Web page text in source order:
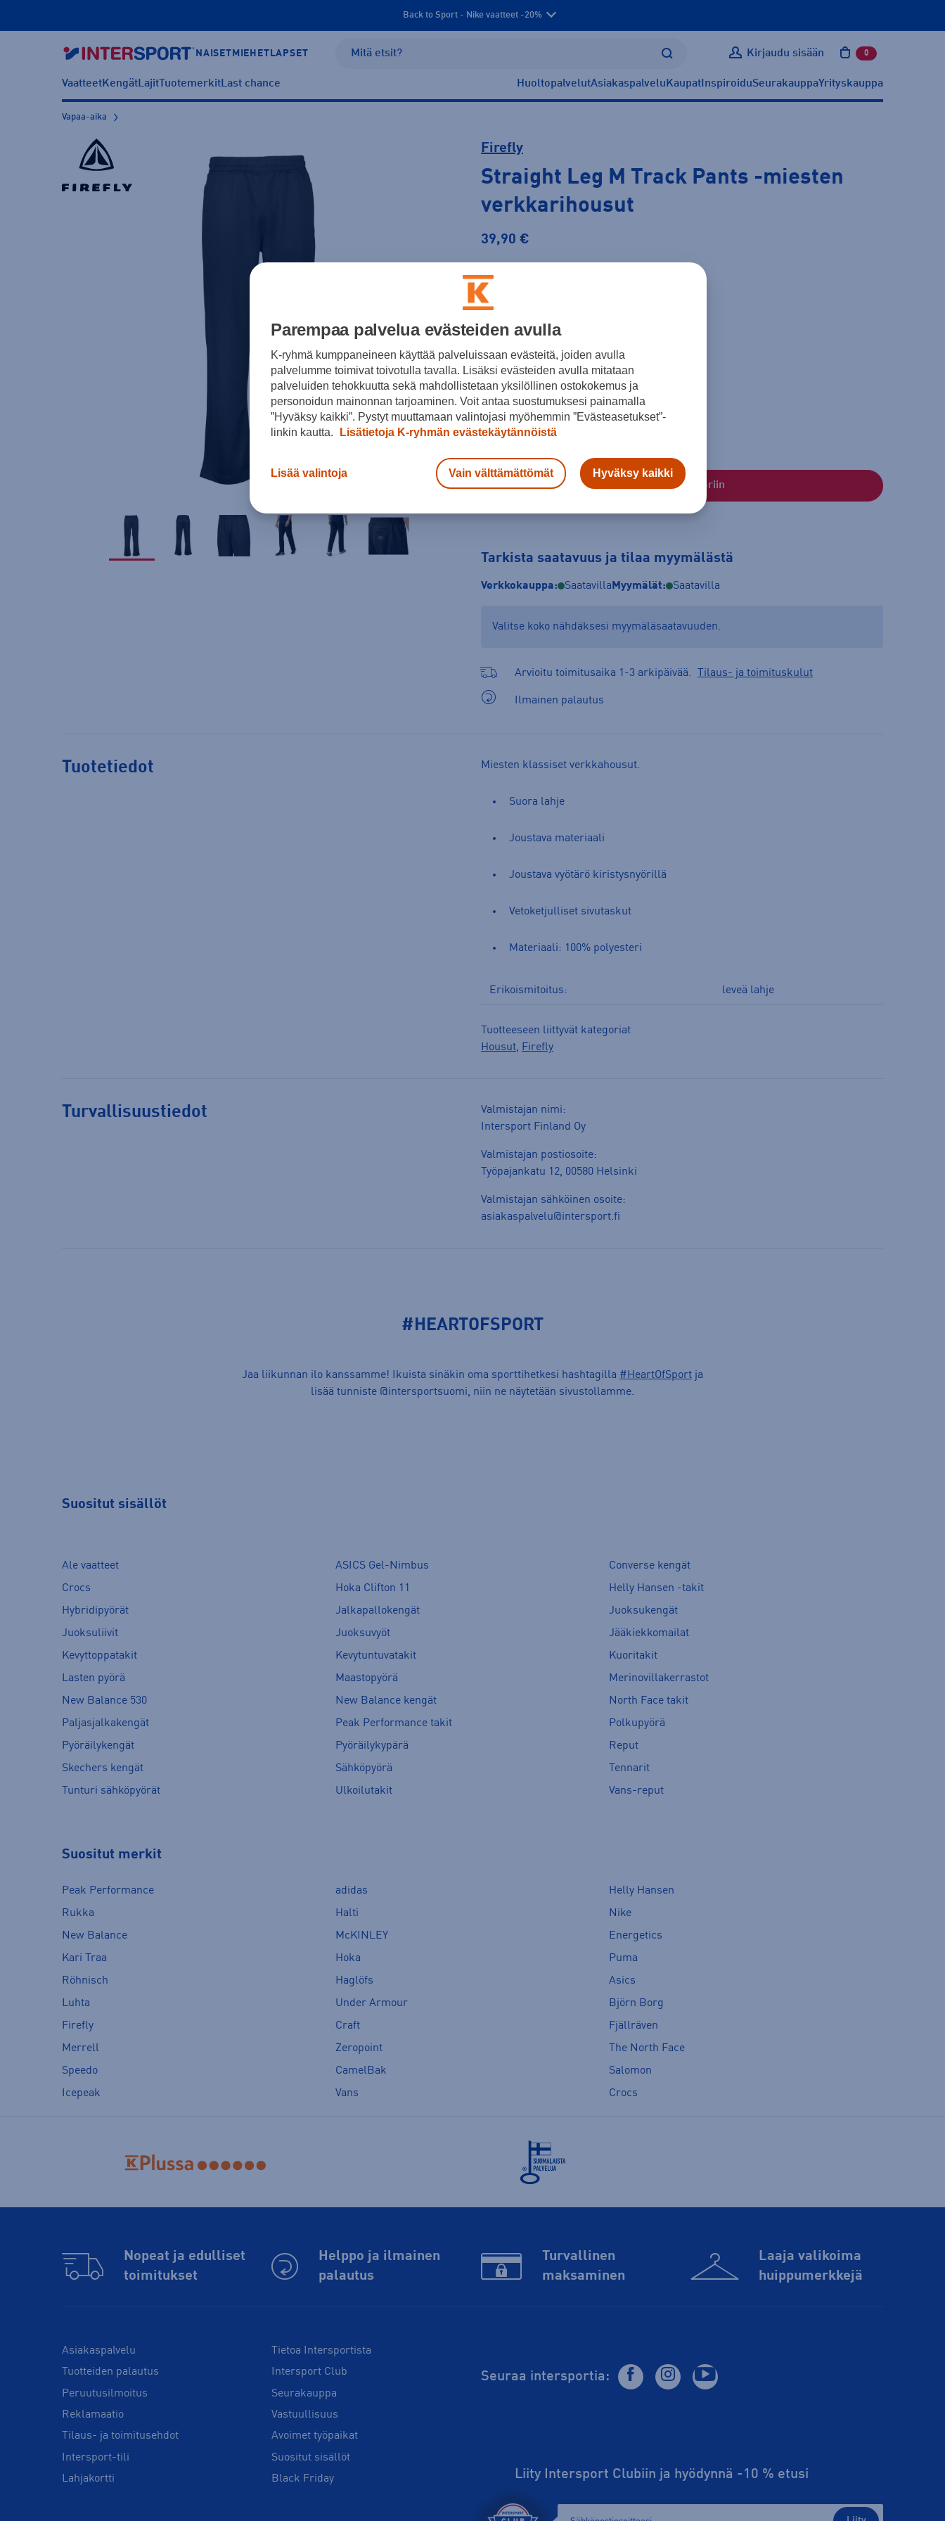
Back to Sport - Nike vaatteet -20%
NAISET MIEHET LAPSET Kirjaudu sisään 0 tuotetta
VaatteetKengätLajitTuotemerkitLast chance HuoltopalvelutAsiakaspalvelu Kaupat InspiroiduSeurakauppaYrityskauppa
Vapaa-aika
Firefly
Straight Leg M Track Pants -miesten
verkkarihousut
39,90 €
Väri
Koko
S M L XL
Kokotaulukko
Lisää ostoskoriin
Tarkista saatavuus ja tilaa myymälästä
Verkkokauppa: Saatavilla Myymälät: Saatavilla
Valitse koko nähdäksesi myymäläsaatavuuden.
Arvioitu toimitusaika 1-3 arkipäivää. Tilaus- ja toimituskulut
Ilmainen palautus
Tuotetiedot Miesten klassiset verkkahousut.
Suora lahje
Joustava materiaali
Joustava vyötärö kiristysnyörillä
Vetoketjulliset sivutaskut
Materiaali: 100% polyesteri
Erikoismitoitus: leveä lahje
Tuotteeseen liittyvät kategoriat
Housut, Firefly
Turvallisuustiedot
Valmistajan nimi:
Intersport Finland Oy
Valmistajan postiosoite:
Työpajankatu 12, 00580 Helsinki
Valmistajan sähköinen osoite:
asiakaspalvelu@intersport.fi
#HEARTOFSPORT
Jaa liikunnan ilo kanssamme! Ikuista sinäkin oma sporttihetkesi hashtagilla #HeartOfSport ja
lisää tunniste @intersportsuomi, niin ne näytetään sivustollamme.
Suositut sisällöt
Ale vaatteet ASICS Gel-Nimbus
Converse kengät
Crocs
Hoka Clifton 11
Helly Hansen -takit
Hybridipyörät
Jalkapallokengät
Juoksukengät
Juoksuliivit
Juoksuvyöt
Jääkiekkomailat
Kevyttoppatakit
Kevytuntuvatakit
Kuoritakit
Lasten pyörä
Maastopyörä
Merinovillakerrastot
New Balance 530
New Balance kengät
North Face takit
Paljasjalkakengät
Peak Performance takit
Polkupyörä
Pyöräilykengät
Pyöräilykypärä
Reput
Skechers kengät
Sähköpyörä
Tennarit
Tunturi sähköpyörät
Ulkoilutakit Vans-reput
Suositut merkit
Peak Performance adidas
Helly Hansen
Rukka
Halti
Nike
New Balance
McKINLEY
Energetics
Kari Traa
Hoka
Puma
Röhnisch
Haglöfs
Asics
Luhta
Under Armour
Björn Borg
Firefly
Craft
Fjällräven
Merrell
Zeropoint
The North Face
Speedo
CamelBak
Salomon
Icepeak
Vans Crocs
Nopeat ja edulliset
toimitukset
Helppo ja ilmainen
palautus
Turvallinen
maksaminen
Laaja valikoima
huippu­merkkejä
Asiakaspalvelu
Tuotteiden palautus
Peruutusilmoitus
Reklamaatio
Tilaus- ja toimitusehdot
Intersport-tili
Lahjakortti
Tietoa Intersportista
Intersport Club
Seurakauppa
Vastuullisuus
Avoimet työpaikat
Suositut sisällöt
Black Friday
Seuraa intersportia:
Liity Intersport Clubiin ja hyödynnä -10 % etusi
Parempaa palvelua evästeiden avulla
K-ryhmä kumppaneineen käyttää palveluissaan evästeitä, joiden avulla
palvelumme toimivat toivotulla tavalla. Lisäksi evästeiden avulla mitataan
palveluiden tehokkuutta sekä mahdollistetaan yksilöllinen ostokokemus ja
personoidun mainonnan tarjoaminen. Voit antaa suostumuksesi painamalla
”Hyväksy kaikki”. Pystyt muuttamaan valintojasi myöhemmin ”Evästeasetukset”-
linkin kautta.
Lisätietoja K-ryhmän evästekäytännöistä
Lisää valintoja Vain välttämättömät Hyväksy kaikki